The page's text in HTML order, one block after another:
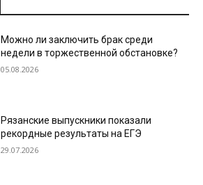
Можно ли заключить брак среди
недели в торжественной обстановке?
05.08.2026
Рязанские выпускники показали
рекордные результаты на ЕГЭ
29.07.2026